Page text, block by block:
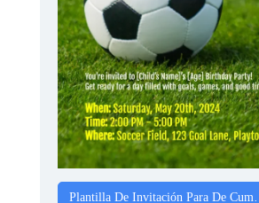
Plantilla